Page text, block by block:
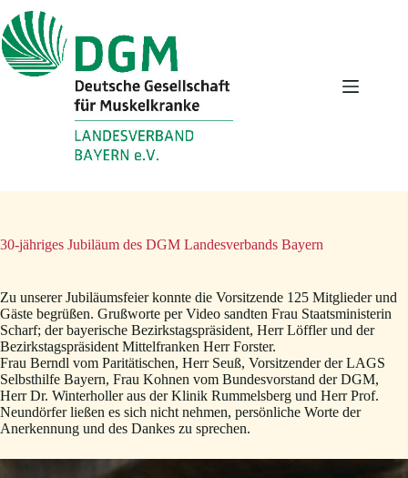
Inhalt
springen
30-jähriges Jubiläum des DGM Landesverbands Bayern
Zu unserer Jubiläumsfeier konnte die Vorsitzende 125 Mitglieder und
Gäste begrüßen. Grußworte per Video sandten Frau Staatsministerin
Scharf; der bayerische Bezirkstagspräsident, Herr Löffler und der
Bezirkstagspräsident Mittelfranken Herr Forster.
Frau Berndl vom Paritätischen, Herr Seuß, Vorsitzender der LAGS
Selbsthilfe Bayern, Frau Kohnen vom Bundesvorstand der DGM,
Herr Dr. Winterholler aus der Klinik Rummelsberg und Herr Prof.
Neundörfer ließen es sich nicht nehmen, persönliche Worte der
Anerkennung und des Dankes zu sprechen.